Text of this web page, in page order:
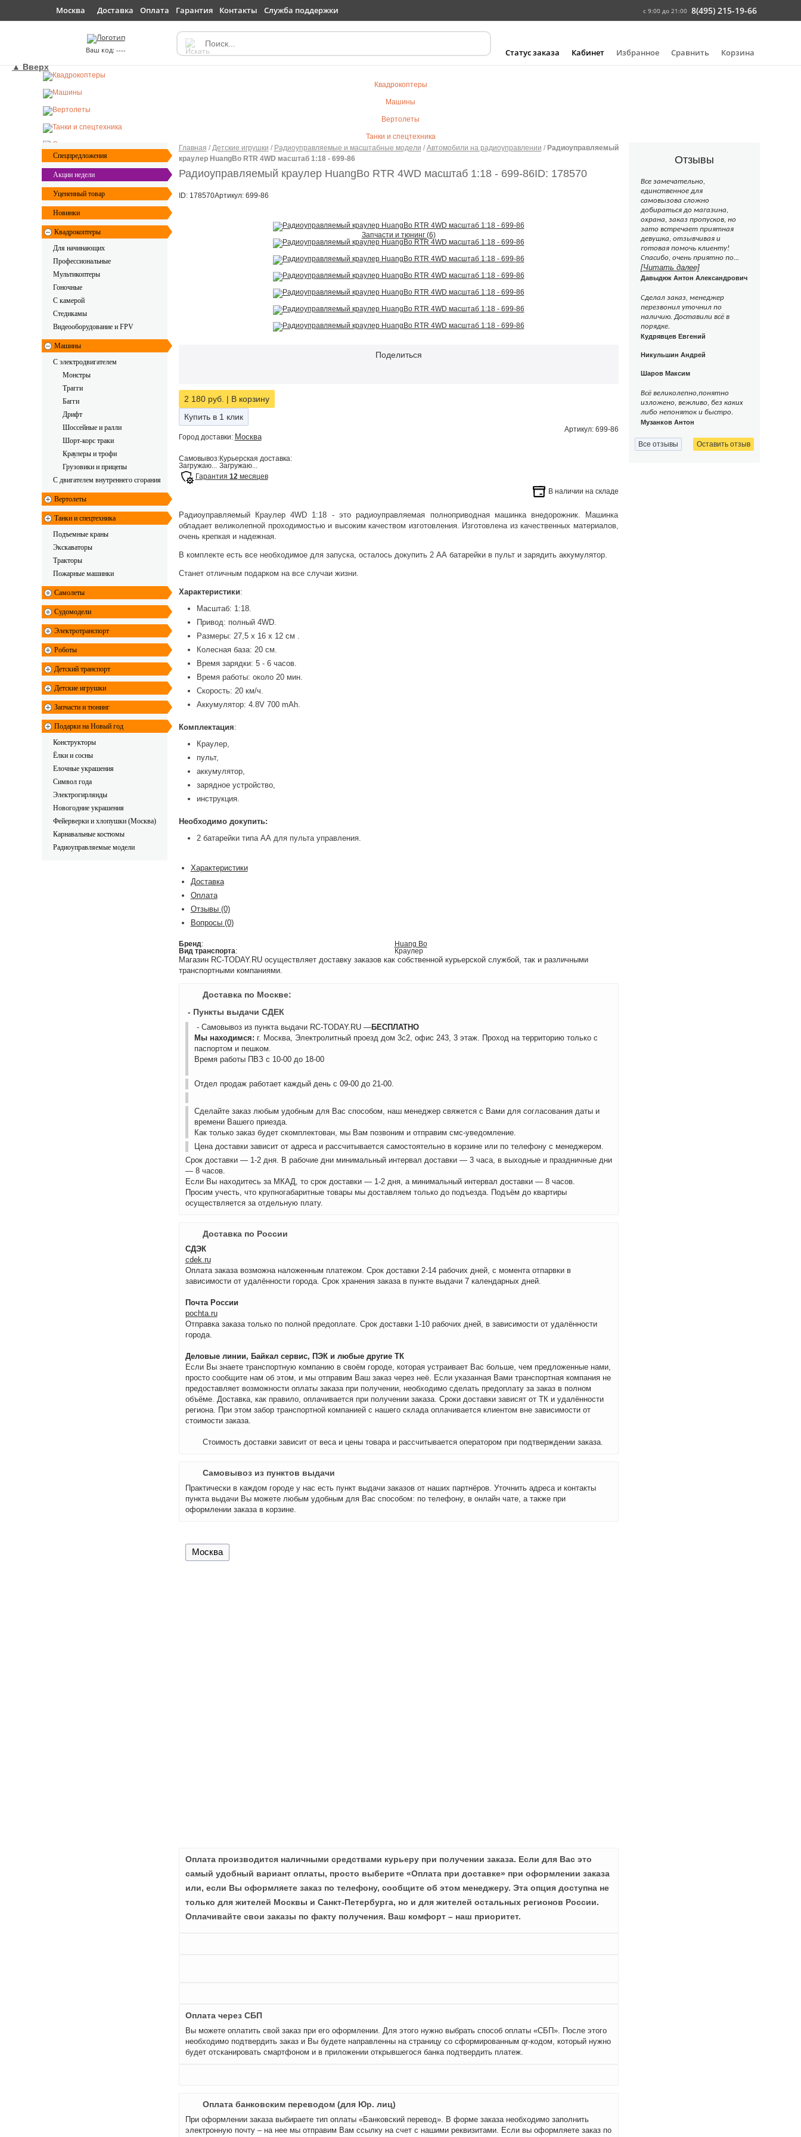
Москва Доставка Оплата Гарантия Контакты Служба поддержки с 9:00 до 21:00 8(495) 215-19-66
---- Статус заказа Кабинет Избранное Сравнить Корзина
Квадрокоптеры
Машины
Вертолеты
Танки и спецтехника
Самолеты
Судомодели
Детский транспорт
Детские игрушки
Конструкторы
Спецпредложения
Акции недели
Уцененный товар
Новинки
Квадрокоптеры
Для начинающих
Профессиональные
Мультикоптеры
Гоночные
C камерой
Стедикамы
Видеооборудование и FPV
Машины
С электродвигателем
Монстры
Трагги
Багги
Дрифт
Шоссейные и ралли
Шорт-корс траки
Краулеры и трофи
Грузовики и прицепы
С двигателем внутреннего сгорания
Вертолеты
Танки и спецтехника
Подъемные краны
Экскаваторы
Тракторы
Пожарные машинки
Самолеты
Судомодели
Электротранспорт
Роботы
Детский транспорт
Детские игрушки
Запчасти и тюнинг
Подарки на Новый год
Конструкторы
Ёлки и сосны
Елочные украшения
Символ года
Электрогирлянды
Новогодние украшения
Фейерверки и хлопушки (Москва)
Карнавальные костюмы
Радиоуправляемые модели
Главная / Детские игрушки / Радиоуправляемые и масштабные модели / Автомобили на радиоуправлении / Радиоуправляемый
краулер HuangBo RTR 4WD масштаб 1:18 - 699-86
Радиоуправляемый краулер HuangBo RTR 4WD масштаб 1:18 - 699-86ID: 178570
ID: 178570Артикул: 699-86
Запчасти и тюнинг (6)
Поделиться
2 180 руб. | В корзину
Купить в 1 клик
Артикул: 699-86
Город доставки: Москва
Самовывоз:
Загружаю...
Курьерская доставка:
Загружаю...
Гарантия 12 месяцев
В наличии на складе
Радиоуправляемый Краулер 4WD 1:18 - это радиоуправляемая полноприводная машинка внедорожник. Машинка
обладает великолепной проходимостью и высоким качеством изготовления. Изготовлена из качественных материалов,
очень крепкая и надежная.
В комплекте есть все необходимое для запуска, осталось докупить 2 АА батарейки в пульт и зарядить аккумулятор.
Станет отличным подарком на все случаи жизни.
Характеристики:
Масштаб: 1:18.
Привод: полный 4WD.
Размеры: 27,5 х 16 х 12 см .
Колесная база: 20 см.
Время зарядки: 5 - 6 часов.
Время работы: около 20 мин.
Скорость: 20 км/ч.
Аккумулятор: 4.8V 700 mAh.
Комплектация:
Краулер,
пульт,
аккумулятор,
зарядное устройство,
инструкция.
Необходимо докупить:
2 батарейки типа АА для пульта управления.
Характеристики
Доставка
Оплата
Отзывы(0)
Вопросы(0)
Бренд:
Huang Bo
Вид транспорта: Краулер
Магазин RC-TODAY.RU осуществляет доставку заказов как собственной курьерской службой, так и различными
транспортными компаниями.
Доставка по Москве:
- Пункты выдачи СДЕК
- Самовывоз из пункта выдачи RC-TODAY.RU —БЕСПЛАТНО
Мы находимся: г. Москва, Электролитный проезд дом 3с2, офис 243, 3 этаж. Проход на территорию только с
паспортом и пешком.
Время работы ПВЗ с 10-00 до 18-00
Отдел продаж работает каждый день с 09-00 до 21-00.
Сделайте заказ любым удобным для Вас способом, наш менеджер свяжется с Вами для согласования даты и
времени Вашего приезда.
Как только заказ будет скомплектован, мы Вам позвоним и отправим смс-уведомление.
Цена доставки зависит от адреса и рассчитывается самостоятельно в корзине или по телефону с менеджером.
Срок доставки — 1-2 дня. В рабочие дни минимальный интервал доставки — 3 часа, в выходные и праздничные дни
— 8 часов.
Если Вы находитесь за МКАД, то срок доставки — 1-2 дня, а минимальный интервал доставки — 8 часов.
Просим учесть, что крупногабаритные товары мы доставляем только до подъезда. Подъём до квартиры
осуществляется за отдельную плату.
Доставка по России
СДЭК
cdek.ru
Оплата заказа возможна наложенным платежом. Срок доставки 2-14 рабочих дней, с момента отпарвки в
зависимости от удалённости города. Срок хранения заказа в пункте выдачи 7 календарных дней.
Почта России
pochta.ru
Отправка заказа только по полной предоплате. Срок доставки 1-10 рабочих дней, в зависимости от удалённости
города.
Деловые линии, Байкал сервис, ПЭК и любые другие ТК
Если Вы знаете транспортную компанию в своём городе, которая устраивает Вас больше, чем предложенные нами,
просто сообщите нам об этом, и мы отправим Ваш заказ через неё. Если указанная Вами транспортная компания не
предоставляет возможности оплаты заказа при получении, необходимо сделать предоплату за заказ в полном
объёме. Доставка, как правило, оплачивается при получении заказа. Сроки доставки зависят от ТК и удалённости
региона. При этом забор транспортной компанией с нашего склада оплачивается клиентом вне зависимости от
стоимости заказа.
Стоимость доставки зависит от веса и цены товара и рассчитывается оператором при подтверждении заказа.
Самовывоз из пунктов выдачи
Практически в каждом городе у нас есть пункт выдачи заказов от наших партнёров. Уточнить адреса и контакты
пункта выдачи Вы можете любым удобным для Вас способом: по телефону, в онлайн чате, а также при
оформлении заказа в корзине.
Москва
Оплата производится наличными средствами курьеру при получении заказа. Если для Вас это
самый удобный вариант оплаты, просто выберите «Оплата при доставке» при оформлении заказа
или, если Вы оформляете заказ по телефону, сообщите об этом менеджеру. Эта опция доступна не
только для жителей Москвы и Санкт-Петербурга, но и для жителей остальных регионов России.
Оплачивайте свои заказы по факту получения. Ваш комфорт – наш приоритет.
Оплата через СБП
Вы можете оплатить свой заказ при его оформлении. Для этого нужно выбрать способ оплаты «СБП». После этого
необходимо подтвердить заказ и Вы будете направленны на страницу со сформированным qr-кодом, который нужно
будет отсканировать смартфоном и в приложении открывшегося банка подтвердить платеж.
Оплата банковским переводом (для Юр. лиц)
При оформлении заказа выбираете тип оплаты «Банковский перевод». В форме заказа необходимо заполнить
электронную почту – на нее мы отправим Вам ссылку на счет с нашими реквизитами. Если вы оформляете заказ по
Отзывы
Все замечательно,
единственное для
самовызова сложно
добираться до магазина,
охрана, заказ пропусков, но
зато встречает приятная
девушка, отзывчивая и
готовая помочь клиенту!
Спасибо, очень приятно по...
[Читать далее]
Давыдюк Антон Александрович
Сделал заказ, менеджер
перезвонил уточнил по
наличию. Доставили всё в
порядке.
Кудрявцев Евгений
Никульшин Андрей
Шаров Максим
Всё великолепно,понятно
изложено, вежливо, без каких
либо непоняток и быстро.
Музанков Антон
Все отзывы Оставить отзыв
▲ Вверх